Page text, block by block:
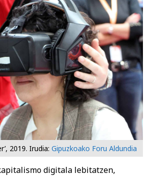
2019. Irudia: Gipuzkoako Foru Aldundia
digitala lebitatzen,